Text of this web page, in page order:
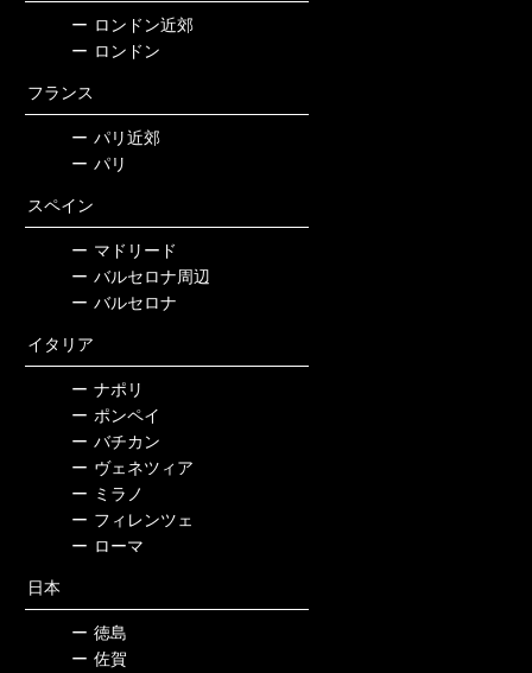
ー ロンドン近郊
ー ロンドン
フランス
ー パリ近郊
ー パリ
スペイン
ー マドリード
ー バルセロナ周辺
ー バルセロナ
イタリア
ー ナポリ
ー ポンペイ
ー バチカン
ー ヴェネツィア
ー ミラノ
ー フィレンツェ
ー ローマ
日本
ー 徳島
ー 佐賀